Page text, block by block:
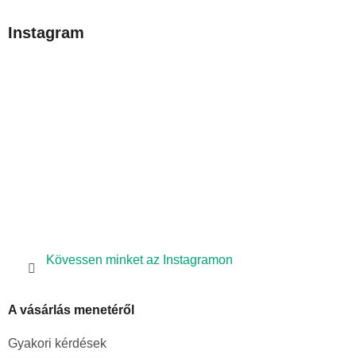
bInstagram
Kövessen minket az Instagramon
A vásárlás menetéről
Gyakori kérdések